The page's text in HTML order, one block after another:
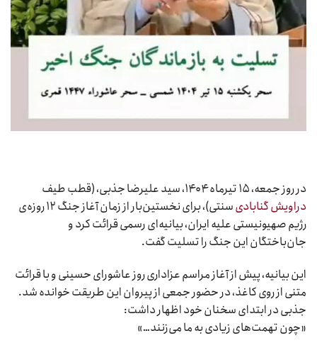
در روز جمعه، ۱۵ تیرماه ۱۴۰۴، سید علیرضا جذبی، (قطب طیف
دراویش گنابادی
سنتی)، برای نخستین‌بار از زمان آغاز جنگ ۱۲ روزه‌ی
رژیم صهیونیستی علیه ایران، بیانیه‌ای رسمی قرائت کرد و
جان‌باختگان این جنگ را تسلیت گفت.
این بیانیه، پیش از آغاز مراسم عزاداری روز عاشورای حسینی و با قرائت
متنی از روی کاغذ، در حضور جمعی از پیروان این طریقت خوانده شد.
جذبی در ابتدای سخنان خود اظهار داشت:
«چون تهمت‌های زیادی به ما می‌زنند…»